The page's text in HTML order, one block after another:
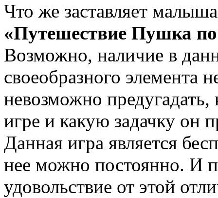
Что же заставляет
«Путешествие Пушка
Возможно, наличие в
своеобразного
невозможно
игре и какую задачку он
Данная игра является
нее можно постоянно. И
удовольствие от этой